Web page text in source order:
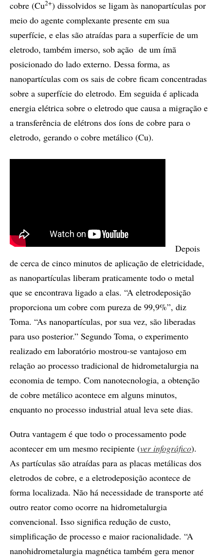
cobre (Cu2+) dissolvidos se ligam às nanopartículas por
meio do agente complexante presente em sua
superfície, e elas são atraídas para a superfície de um
eletrodo, também imerso, sob ação de um ímã
posicionado do lado externo. Dessa forma, as
nanopartículas com os sais de cobre ficam concentradas
sobre a superfície do eletrodo. Em seguida é aplicada
energia elétrica sobre o eletrodo que causa a migração e
a transferência de elétrons dos íons de cobre para o
eletrodo, gerando o cobre metálico (Cu).
Depois
de cerca de cinco minutos de aplicação de eletricidade,
as nanopartículas liberam praticamente todo o metal
que se encontrava ligado a elas. “A eletrodeposição
proporciona um cobre com pureza de 99,9%”, diz
Toma. “As nanopartículas, por sua vez, são liberadas
para uso posterior.” Segundo Toma, o experimento
realizado em laboratório mostrou-se vantajoso em
relação ao processo tradicional de hidrometalurgia na
economia de tempo. Com nanotecnologia, a obtenção
de cobre metálico acontece em alguns minutos,
enquanto no processo industrial atual leva sete dias.
Outra vantagem é que todo o processamento pode
acontecer em um mesmo recipiente (ver infográfico).
As partículas são atraídas para as placas metálicas dos
eletrodos de cobre, e a eletrodeposição acontece de
forma localizada. Não há necessidade de transporte até
outro reator como ocorre na hidrometalurgia
convencional. Isso significa redução de custo,
simplificação de processo e maior racionalidade. “A
nanohidrometalurgia magnética também gera menor